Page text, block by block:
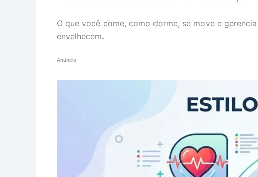
O que você come, como dorme, se move e
envelhecem.
Anúncio